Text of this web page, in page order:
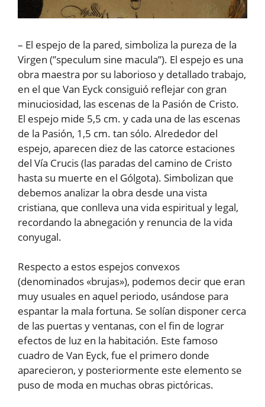
– El espejo de la pared, simboliza la pureza de la
Virgen (”speculum sine macula”). El espejo es una
obra maestra por su laborioso y detallado trabajo,
en el que Van Eyck consiguió reflejar con gran
minuciosidad, las escenas de la Pasión de Cristo.
El espejo mide 5,5 cm. y cada una de las escenas
de la Pasión, 1,5 cm. tan sólo. Alrededor del
espejo, aparecen diez de las catorce estaciones
del Vía Crucis (las paradas del camino de Cristo
hasta su muerte en el Gólgota). Simbolizan que
debemos analizar la obra desde una vista
cristiana, que conlleva una vida espiritual y legal,
recordando la abnegación y renuncia de la vida
conyugal.
Respecto a estos espejos convexos
(denominados «brujas»), podemos decir que eran
muy usuales en aquel periodo, usándose para
espantar la mala fortuna. Se solían disponer cerca
de las puertas y ventanas, con el fin de lograr
efectos de luz en la habitación. Este famoso
cuadro de Van Eyck, fue el primero donde
aparecieron, y posteriormente este elemento se
puso de moda en muchas obras pictóricas.